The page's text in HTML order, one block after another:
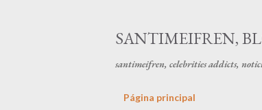
SANTIMEIFREN,
santimeifren, celebrities addicts,
Página principal